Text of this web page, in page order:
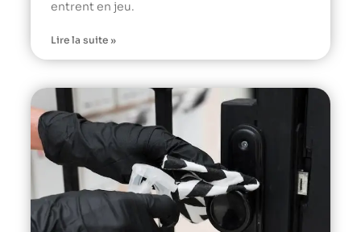
entrent en jeu.
Lire la suite »